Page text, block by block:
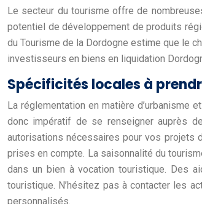
Le secteur du tourisme offre de
potentiel de développement de produits
du Tourisme de la Dordogne estime que le
investisseurs en biens en liquidation
Spécificités locales à
La réglementation en matière
donc impératif de se renseigner auprès
autorisations nécessaires pour vos projets
prises en compte. La saisonnalité du
dans un bien à vocation touristique. Des
touristique. N’hésitez pas à contacter les
personnalisés.